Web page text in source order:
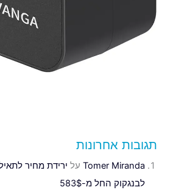
תגובות אחרונות
Tomer Miranda על ירידת מחיר
לבנגקוק החל מ-583$